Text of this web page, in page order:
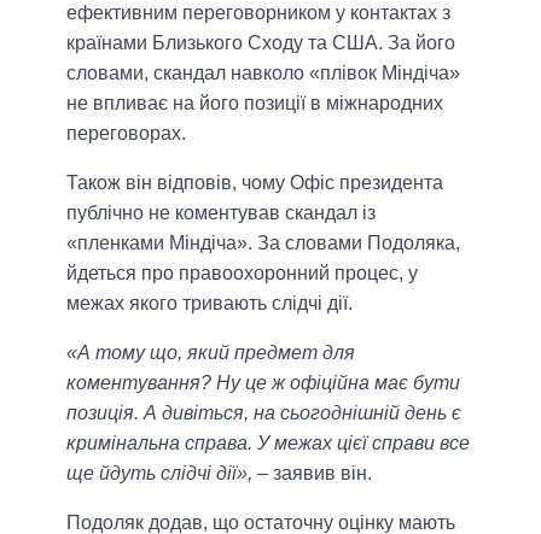
ефективним переговорником у контактах з
країнами Близького Сходу та США. За його
словами, скандал навколо «плівок Міндіча»
не впливає на його позиції в міжнародних
переговорах.
Також він відповів, чому Офіс президента
публічно не коментував скандал із
«пленками Міндіча». За словами Подоляка,
йдеться про правоохоронний процес, у
межах якого тривають слідчі дії.
«А тому що, який предмет для
коментування? Ну це ж офіційна має бути
позиція. А дивіться, на сьогоднішній день є
кримінальна справа. У межах цієї справи все
ще йдуть слідчі дії», – заявив він.
Подоляк додав, що остаточну оцінку мають